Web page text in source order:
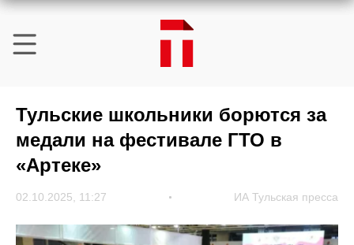
Тульские школьники борются за
медали на фестивале ГТО в
«Артеке»
02.10.2025, 11:27 ИА Тульская пресса